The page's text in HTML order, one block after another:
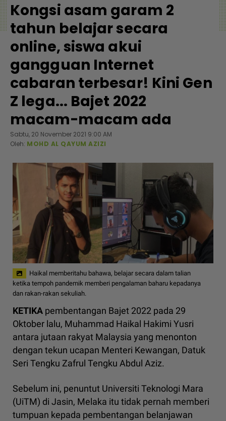
Kongsi asam garam 2
tahun belajar secara
online, siswa akui
gangguan Internet
cabaran terbesar! Kini Gen
Z lega... Bajet 2022
macam-macam ada
Sabtu, 20 November 2021 9:00 AM
Oleh: MOHD AL QAYUM AZIZI
Haikal memberitahu bahawa, belajar secara dalam talian
ketika tempoh pandemik memberi pengalaman baharu kepadanya
dan rakan-rakan sekuliah.
KETIKA pembentangan Bajet 2022 pada 29
Oktober lalu, Muhammad Haikal Hakimi Yusri
antara jutaan rakyat Malaysia yang menonton
dengan tekun ucapan Menteri Kewangan, Datuk
Seri Tengku Zafrul Tengku Abdul Aziz.
Sebelum ini, penuntut Universiti Teknologi Mara
(UiTM) di Jasin, Melaka itu tidak pernah memberi
tumpuan kepada pembentangan belanjawan